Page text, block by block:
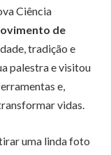
Ciência
de
tradição e
palestra e visitou
e,
vidas.
uma linda foto